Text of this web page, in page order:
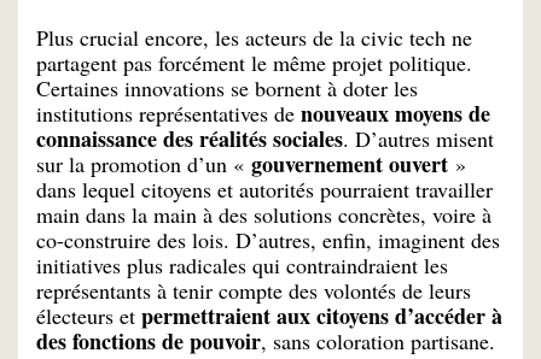
Plus crucial encore, les acteurs de la civic tech ne
partagent pas forcément le même projet politique.
Certaines innovations se bornent à doter les
institutions représentatives de nouveaux moyens de
connaissance des réalités sociales. D’autres misent
sur la promotion d’un « gouvernement ouvert »
dans lequel citoyens et autorités pourraient travailler
main dans la main à des solutions concrètes, voire à
co-construire des lois. D’autres, enfin, imaginent des
initiatives plus radicales qui contraindraient les
représentants à tenir compte des volontés de leurs
électeurs et permettraient aux citoyens d’accéder à
des fonctions de pouvoir, sans coloration partisane.